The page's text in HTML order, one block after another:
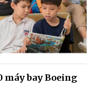
máy bay Boeing